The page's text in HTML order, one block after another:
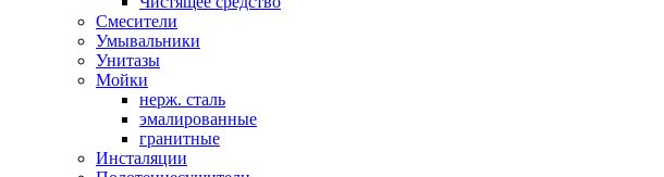
Смесители
Умывальники
Унитазы
Мойки
нерж. сталь
эмалированные
гранитные
Инсталяции